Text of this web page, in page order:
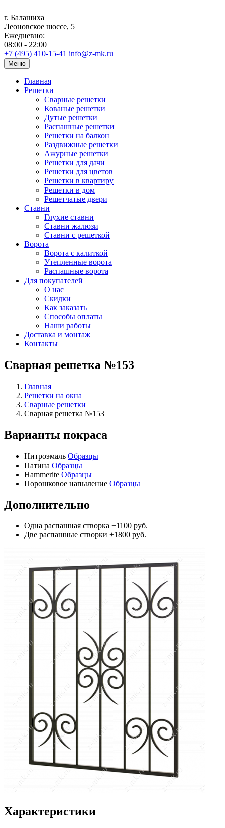
г. Балашиха
Леоновское шоссе, 5
Ежедневно:
08:00 - 22:00
+7 (495) 410-15-41 info@z-mk.ru
Меню
Главная
Решетки
Сварные решетки
Кованые решетки
Дутые решетки
Распашные решетки
Решетки на балкон
Раздвижные решетки
Ажурные решетки
Решетки для дачи
Решетки для цветов
Решетки в квартиру
Решетки в дом
Решетчатые двери
Ставни
Глухие ставни
Ставни жалюзи
Ставни с решеткой
Ворота
Ворота с калиткой
Утепленные ворота
Распашные ворота
Для покупателей
О нас
Скидки
Как заказать
Способы оплаты
Наши работы
Доставка и монтаж
Контакты
Сварная решетка №153
Главная
Решетки на окна
Сварные решетки
Сварная решетка №153
Варианты покраса
Нитроэмаль Образцы
Патина Образцы
Hammerite Образцы
Порошковое напыление Образцы
Дополнительно
Одна распашная створка +1100 руб.
Две распашные створки +1800 руб.
Характеристики